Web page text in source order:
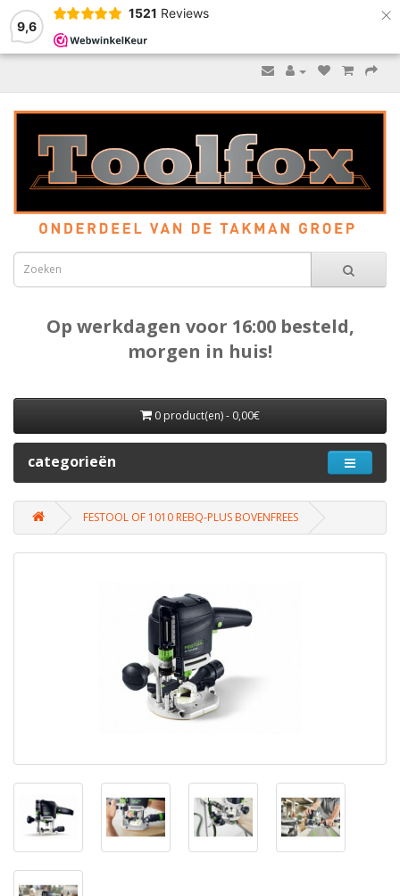
9,6
1521 Reviews ×
Op werkdagen voor 16:00 besteld,
morgen in huis!
0 product(en) - 0,00€
categorieën
FESTOOL OF 1010 REBQ-PLUS BOVENFREES